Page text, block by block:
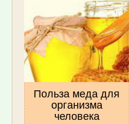
Польза меда для
организма
человека